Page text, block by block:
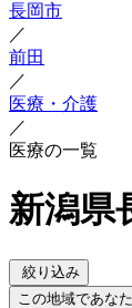
長岡市
／
前田
／
医療・介護
／
医療の一覧
新潟県
絞り込み
この地域であな